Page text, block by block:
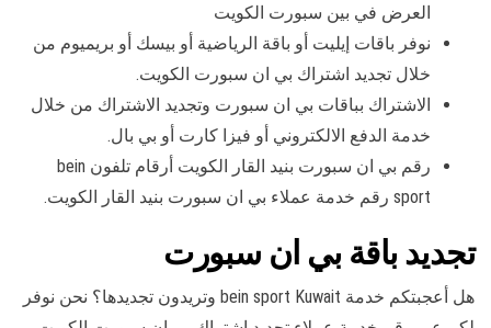
العرض في بين سبورت الكويت
نوفر باقات إيليت أو باقة الرياضية أو بيسك أو بريميوم من
خلال تجديد اشتراك بي ان سبورت الكويت.
الاشتراك بباقات بي ان سبورت وتجديد الاشتراك من خلال
خدمة الدفع الالكتروني أو فيزا كارت أو بي بال.
رقم بي ان سبورت بنيد القار الكويت أرقام تلفون bein
sport رقم خدمة عملاء بي ان سبورت بنيد القار الكويت.
تجديد باقة بي ان سبورت
هل أعجبتكم خدمة bein sport Kuwait وتريدون تجديدها؟ نحن نوفر